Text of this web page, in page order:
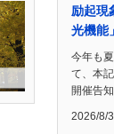
励起現
光機能
今年も
て、本
開催告
2026/8/3